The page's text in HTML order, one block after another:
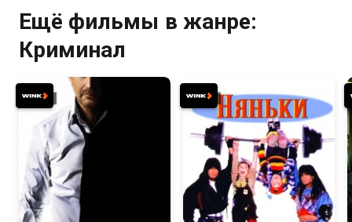
Ещё фильмы в жанре:
Криминал